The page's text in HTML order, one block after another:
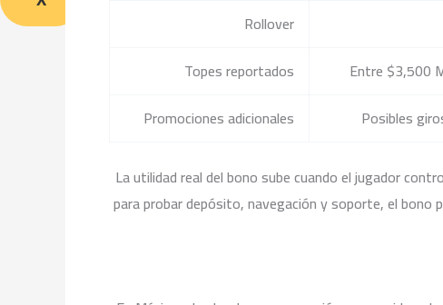
Rollover
Topes reportados
Entre $3,500
Promociones adicionales
Posibles
La utilidad real del bono sube cuando el jugador
para probar depósito, navegación y soporte, el bono